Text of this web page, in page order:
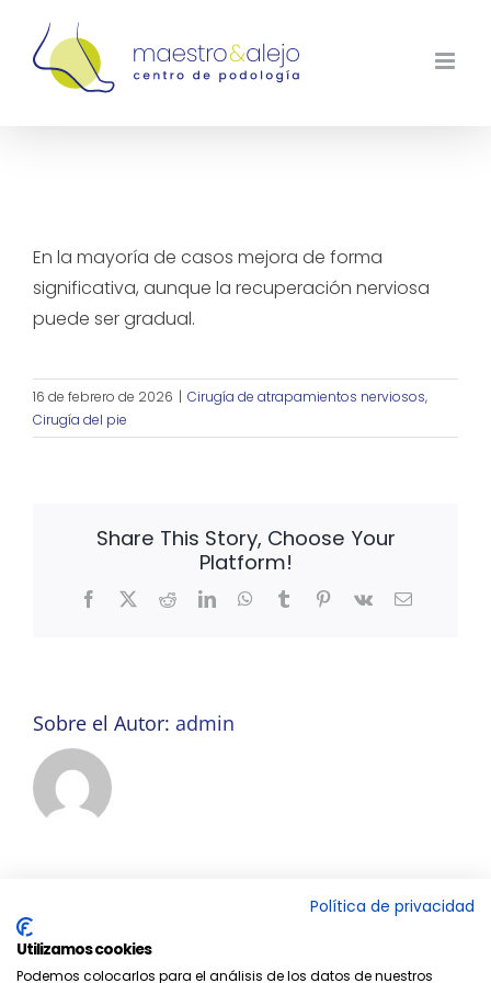
contenido
En la mayoría de casos mejora de forma
significativa, aunque la recuperación nerviosa
puede ser gradual.
16 de febrero de 2026 | Cirugía de atrapamientos nerviosos,
Cirugía del pie
Share This Story, Choose Your
Platform!
Facebook
X RedditLinkedInWhatsApp
TumblrPinterest
Vk
Correo
Sobre el Autor: admin
Política de privacidad
Utilizamos cookies
Podemos colocarlos para el análisis de los datos de nuestros